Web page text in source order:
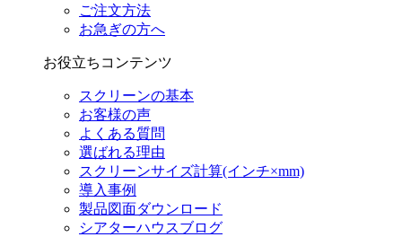
ご注文方法
お急ぎの方へ
お役立ちコンテンツ
スクリーンの基本
お客様の声
よくある質問
選ばれる理由
スクリーンサイズ計算(インチ×mm)
導入事例
製品図面ダウンロード
シアターハウスブログ